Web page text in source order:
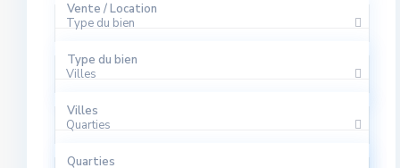
Vente / Location
Type du bien
Type du bien
Bureaux
Villes
Villes
Quarties
Quarties